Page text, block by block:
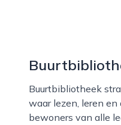
Buurtbibliotheek stratum is een kleinschalige, gastvrije bibliotheek in de eindhovense wijk stratum,
waar lezen, leren
bewoners van alle